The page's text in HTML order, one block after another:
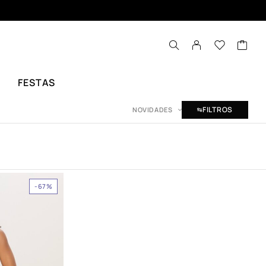
FESTAS
NOVIDADES FILTROS
-67%